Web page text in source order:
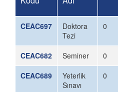
CEAC697
Doktora
Tezi
0
CEAC682 Seminer 0
CEAC689
Yeterlik
Sınavı
0